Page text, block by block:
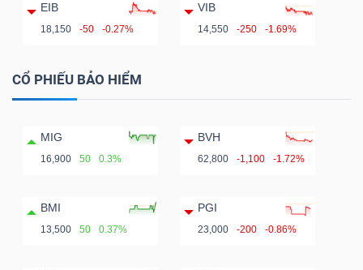
EIB
18,150 -50 -0.27%
VIB
14,550 -250 -1.69%
CỔ PHIẾU BẢO HIỂM
MIG
16,900 50 0.3%
BVH
62,800 -1,100 -1.72%
BMI
13,500 50 0.37%
PGI
23,000 -200 -0.86%